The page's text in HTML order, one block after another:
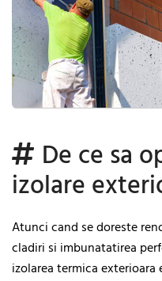
De ce sa
izolare
Atunci cand se doreste
cladiri si imbunatatirea
izolarea termica